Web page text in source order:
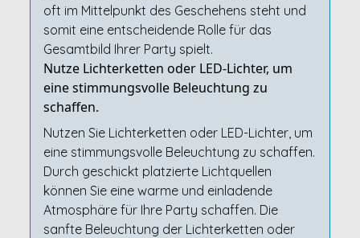
oft im Mittelpunkt des Geschehens steht und
somit eine entscheidende Rolle für das
Gesamtbild Ihrer Party spielt.
Nutze Lichterketten oder LED-Lichter, um
eine stimmungsvolle Beleuchtung zu
schaffen.
Nutzen Sie Lichterketten oder LED-Lichter, um
eine stimmungsvolle Beleuchtung zu schaffen.
Durch geschickt platzierte Lichtquellen
können Sie eine warme und einladende
Atmosphäre für Ihre Party schaffen. Die
sanfte Beleuchtung der Lichterketten oder